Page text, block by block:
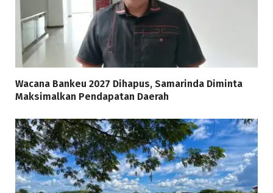
Wacana Bankeu 2027 Dihapus, Samarinda Diminta
Maksimalkan Pendapatan Daerah